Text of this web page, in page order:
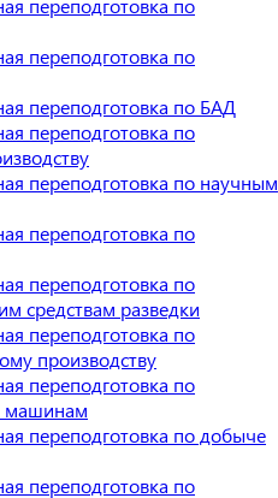
переподготовка по
переподготовка по
переподготовка по БАД
переподготовка по
переподготовка по научным
переподготовка по
переподготовка по
средствам разведки
переподготовка по
производству
переподготовка по
машинам
переподготовка по добыче
переподготовка по